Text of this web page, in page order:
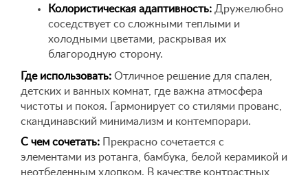
Колористическая адаптивность: Дружелюбно
соседствует со сложными теплыми и
холодными цветами, раскрывая их
благородную сторону.
Где использовать: Отличное решение для спален,
детских и ванных комнат, где важна атмосфера
чистоты и покоя. Гармонирует со стилями прованс,
скандинавский минимализм и контемпорари.
С чем сочетать: Прекрасно сочетается с
элементами из ротанга, бамбука, белой керамикой и
неотбеленным хлопком. В качестве контрастных